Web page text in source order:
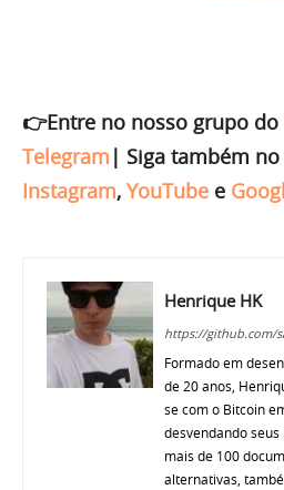
👉Entre no nosso grupo do
Telegram | Siga também no
Instagram, YouTube e
Henrique HK
https://github.com/
Formado em
de 20 anos,
se com o Bitcoin
desvendando
mais de 100
alternativas,